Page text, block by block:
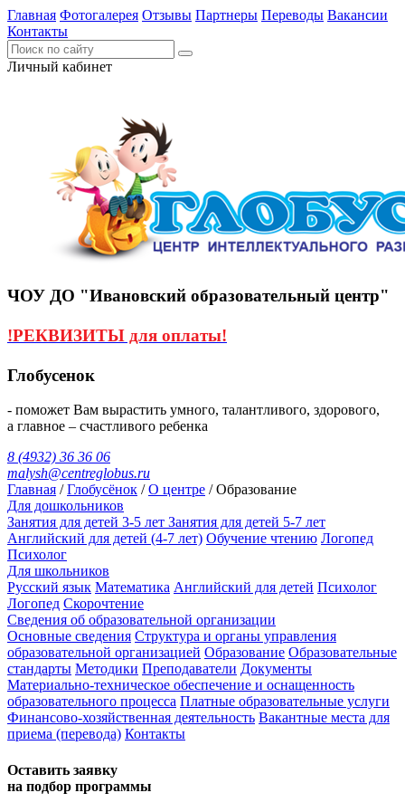
Главная Фотогалерея Отзывы Партнеры Переводы Вакансии
Контакты
Личный кабинет
ЧОУ ДО "Ивановский образовательный центр"
!РЕКВИЗИТЫ для оплаты!
Глобусенок
- поможет Вам вырастить умного, талантливого, здорового,
а главное – счастливого ребенка
8 (4932) 36 36 06
malysh@centreglobus.ru
Главная / Глобусёнок / О центре / Образование
Для дошкольников
Занятия для детей 3-5 лет Занятия для детей 5-7 лет
Английский для детей (4-7 лет) Обучение чтению Логопед
Психолог
Для школьников
Русский язык Математика Английский для детей Психолог
Логопед Скорочтение
Сведения об образовательной организации
Основные сведения Структура и органы управления
образовательной организацией Образование Образовательные
стандарты Методики Преподаватели Документы
Материально-техническое обеспечение и оснащенность
образовательного процесса Платные образовательные услуги
Финансово-хозяйственная деятельность Вакантные места для
приема (перевода) Контакты
Оставить заявку
на подбор программы